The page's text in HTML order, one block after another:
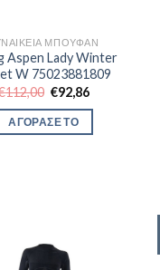
ΜΠΟΥΦΆΝ
Aspen Lady Winter
W 75023881809
112,00 Original
price
was:
€112,00.
€92,86Η
ΑΓΟΡΑΣΕ ΤΟ